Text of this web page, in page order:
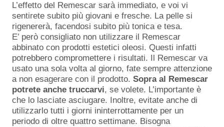
L’effetto del Remescar sarà immediato, e voi vi
sentirete subito più giovani e fresche. La pelle si
rigenererà, facendosi subito più tonica e tesa.
E’ però consigliato non utilizzare il Remescar
abbinato con prodotti estetici oleosi. Questi infatti
potrebbero compromettere i risultati. Il Remescar va
usato una sola volta al giorno, fate sempre attenzione
a non esagerare con il prodotto. Sopra al Remescar
potrete anche truccarvi, se volete. L’importante è
che lo lasciate asciugare. Inoltre, evitate anche di
utilizzarlo tutti i giorni ininterrottamente per un
periodo di oltre quattro settimane. Bisogna